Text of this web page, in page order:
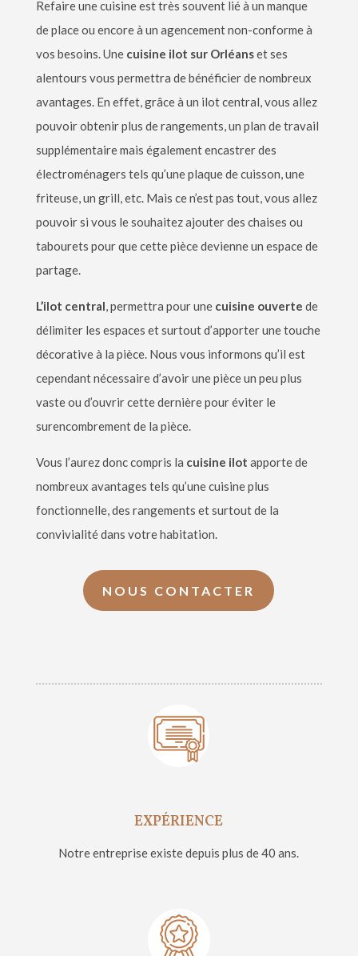
Refaire une cuisine est très souvent lié à un manque
de place ou encoreà un agencement non-conformeà
vos besoins. Une cuisine ilot sur Orléanset ses
alentours vous permettra de bénéficier de nombreux
avantages. En effet, grâce à un ilot central, vous allez
pouvoir obtenir plus de rangements, un plan de travail
supplémentaire mais également encastrer des
électroménagers tels qu’une plaque de cuisson, une
friteuse, un grill, etc. Mais ce n’est pas tout, vous allez
pouvoir si vous le souhaitez ajouter des chaises ou
tabourets pour que cette pièce devienne un espace de
partage.
L’ilot central, permettra pour une cuisine ouverte de
délimiter les espaces et surtout d’apporter une touche
décorativeà la pièce. Nous vous informons qu’il est
cependant nécessaire d’avoir une pièce un peu plus
vaste ou d’ouvrir cette dernière pour éviter le
surencombrement de la pièce.
Vous l’aurez donc compris la cuisine ilot apporte de
nombreux avantages tels qu’une cuisine plus
fonctionnelle, des rangements et surtout de la
convivialité dans votre habitation.
NOUS CONTACTER
EXPÉRIENCE
Notre entreprise existe depuis plus de 40 ans.